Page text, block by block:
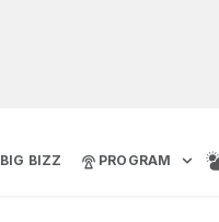
BIG BIZZ PROGRAM